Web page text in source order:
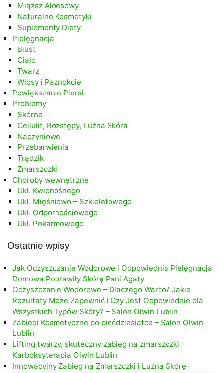
Miąższ Aloesowy
Naturalne Kosmetyki
Suplementy Diety
Pielęgnacja
Biust
Ciało
Twarz
Włosy i Paznokcie
Powiększanie Piersi
Problemy
Skórne
Cellulit, Rozstępy, Luźna Skóra
Naczyniowe
Przebarwienia
Trądzik
Zmarszczki
Choroby wewnętrzne
Ukł. Kwionośnego
Ukł. Mięśniowo – Szkieletowego
Ukł. Odpornościowego
Ukł. Pokarmowego
Ostatnie wpisy
Jak Oczyszczanie Wodorowe i Odpowiednia Pielęgnacja
Domowa Poprawiły Skórę Pani Agaty
Oczyszczanie Wodorowe – Dlaczego Warto? Jakie
Rezultaty Może Zapewnić i Czy Jest Odpowiednie dla
Wszystkich Typów Skóry? – Salon Olwin Lublin
Zabiegi Kosmetyczne po pięćdziesiątce – Salon Olwin
Lublin
Lifting twarzy, skuteczny zabieg na zmarszczki –
Karboksyterapia Olwin Lublin
Innowacyjny Zabieg na Zmarszczki i Luźną Skórę –